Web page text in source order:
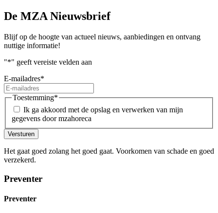
De MZA Nieuwsbrief
Blijf op de hoogte van actueel nieuws, aanbiedingen en ontvang
nuttige informatie!
"*" geeft vereiste velden aan
E-mailadres*
Toestemming*
Ik ga akkoord met de opslag en verwerken van mijn
gegevens door mzahoreca
Versturen
Het gaat goed zolang het goed gaat. Voorkomen van schade en goed
verzekerd.
Preventer
Preventer